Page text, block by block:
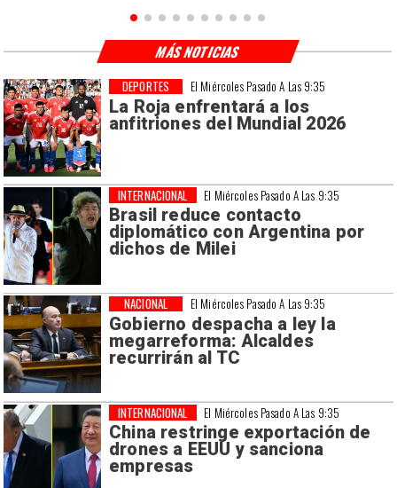
El Miércoles Pasado A Las 9:35
La Roja enfrentará a los
anfitriones del Mundial 2026
DEPORTES
El Miércoles Pasado A Las 9:35
Brasil reduce contacto
diplomático con Argentina por
dichos de Milei
INTERNACIONAL
El Miércoles Pasado A Las 9:35
Gobierno despacha a ley la
megarreforma: Alcaldes
recurrirán al TC
NACIONAL
El Miércoles Pasado A Las 9:35
China restringe exportación de
drones a EEUU y sanciona
empresas
INTERNACIONAL
MÁS NOTICIAS